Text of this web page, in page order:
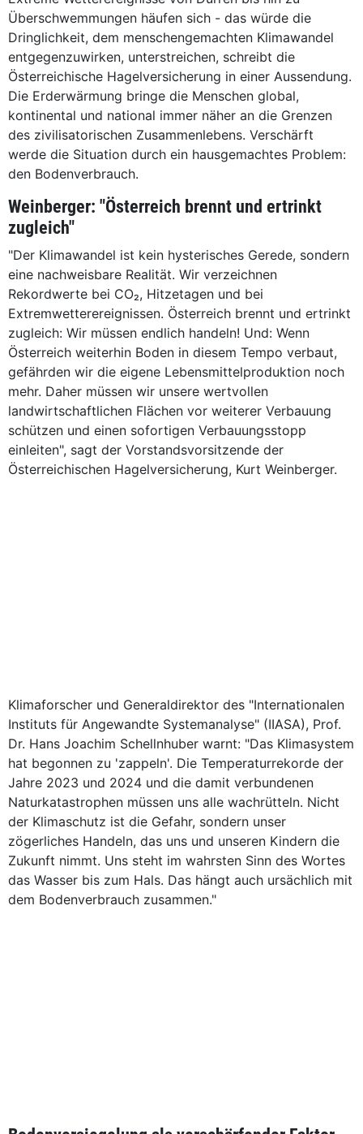
Überschwemmungen häufen sich - das würde die
Dringlichkeit, dem menschengemachten Klimawandel
entgegenzuwirken, unterstreichen, schreibt die
Österreichische Hagelversicherung in einer Aussendung.
Die Erderwärmung bringe die Menschen global,
kontinental und national immer näher an die Grenzen
des zivilisatorischen Zusammenlebens. Verschärft
werde die Situation durch ein hausgemachtes Problem:
den Bodenverbrauch.
Weinberger: "Österreich brennt und ertrinkt
zugleich"
"Der Klimawandel ist kein hysterisches Gerede, sondern
eine nachweisbare Realität. Wir verzeichnen
Rekordwerte bei CO₂, Hitzetagen und bei
Extremwetterereignissen. Österreich brennt und ertrinkt
zugleich: Wir müssen endlich handeln! Und: Wenn
Österreich weiterhin Boden in diesem Tempo verbaut,
gefährden wir die eigene Lebensmittelproduktion noch
mehr. Daher müssen wir unsere wertvollen
landwirtschaftlichen Flächen vor weiterer Verbauung
schützen und einen sofortigen Verbauungsstopp
einleiten", sagt der Vorstandsvorsitzende der
Österreichischen Hagelversicherung, Kurt Weinberger.
Klimaforscher und Generaldirektor des "Internationalen
Instituts für Angewandte Systemanalyse" (IIASA), Prof.
Dr. Hans Joachim Schellnhuber warnt: "Das Klimasystem
hat begonnen zu 'zappeln'. Die Temperaturrekorde der
Jahre 2023 und 2024 und die damit verbundenen
Naturkatastrophen müssen uns alle wachrütteln. Nicht
der Klimaschutz ist die Gefahr, sondern unser
zögerliches Handeln, das uns und unseren Kindern die
Zukunft nimmt. Uns steht im wahrsten Sinn des Wortes
das Wasser bis zum Hals. Das hängt auch ursächlich mit
dem Bodenverbrauch zusammen."